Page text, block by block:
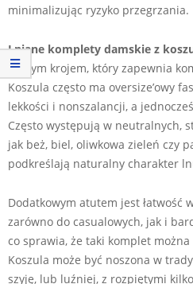
minimalizując ryzyko przegrzania.
Lniane komplety damskie z
luźnym krojem, który zapewnia
Koszula często ma oversize’owy
lekkości i nonszalancji, a
Często występują w neutralnych,
jak beż, biel, oliwkowa zieleń czy
podkreślają naturalny charakter
Dodatkowym atutem jest łatwość
zarówno do casualowych, jak i
co sprawia, że taki komplet można
Koszula może być noszona w
szyję, lub luźniej, z rozpiętymi